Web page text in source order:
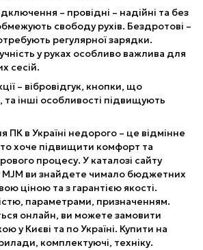
– провідні – надійні та без
свободу рухів. Бездротові –
регулярної зарядки.
у руках особливо важлива для
сесій.
– вібровідгук, кнопки, що
та інші особливості підвищують
ПК в Україні недорого – це відмінне
хоче підвищити комфорт та
процесу. У каталозі сайту
MJM ви знайдете чимало бюджетних
ціною та з гарантією якості.
параметрами, призначенням.
онлайн, ви можете замовити
у Києві та по Україні. Купити на
комплектуючі, техніку.